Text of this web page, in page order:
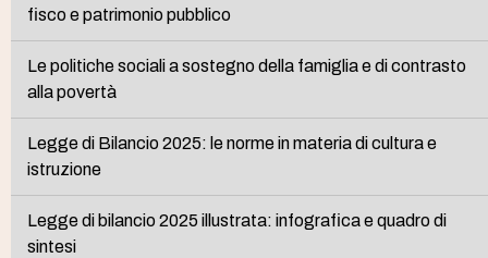
fisco e patrimonio pubblico
Le politiche sociali a sostegno della famiglia e di contrasto
alla povertà
Legge di Bilancio 2025: le norme in materia di cultura e
istruzione
Legge di bilancio 2025 illustrata: infografica e quadro di
sintesi